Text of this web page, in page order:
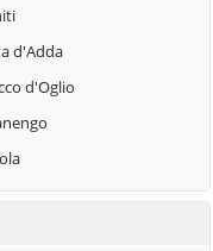
d'Adda
d'Oglio
Po